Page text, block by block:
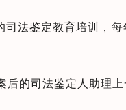
司法鉴定教育培训，
后的司法鉴定人助理